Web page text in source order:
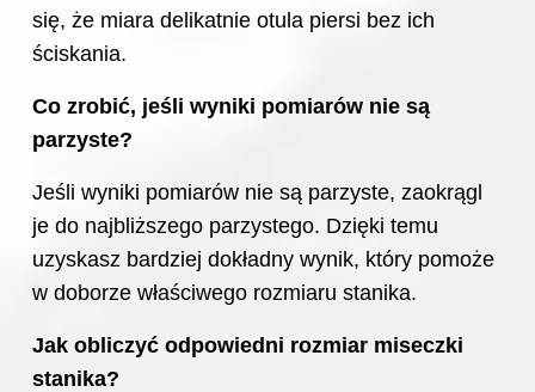
się, że miara delikatnie otula piersi bez ich
ściskania.
Co zrobić, jeśli wyniki pomiarów nie są
parzyste?
Jeśli wyniki pomiarów nie są parzyste, zaokrągl
je do najbliższego parzystego. Dzięki temu
uzyskasz bardziej dokładny wynik, który pomoże
w doborze właściwego rozmiaru stanika.
Jak obliczyć odpowiedni rozmiar miseczki
stanika?